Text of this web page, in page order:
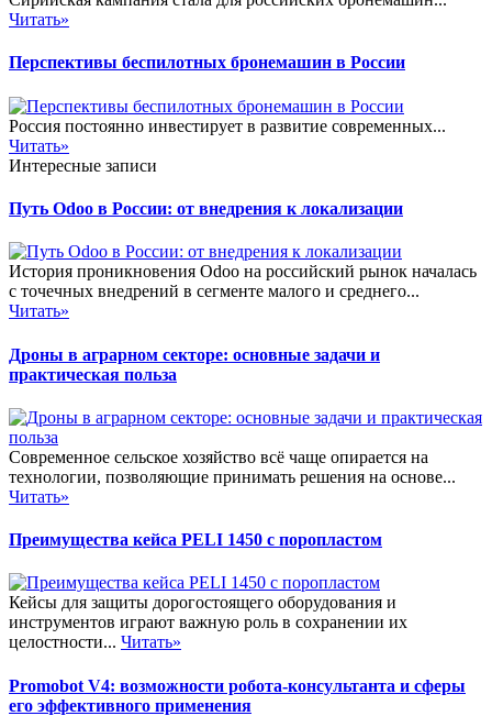
Читать»
Перспективы беспилотных бронемашин в России
Россия постоянно инвестирует в развитие современных...
Читать»
Интересные записи
Путь Odoo в России: от внедрения к локализации
История проникновения Odoo на российский рынок началась
с точечных внедрений в сегменте малого и среднего...
Читать»
Дроны в аграрном секторе: основные задачи и
практическая польза
Современное сельское хозяйство всё чаще опирается на
технологии, позволяющие принимать решения на основе...
Читать»
Преимущества кейса PELI 1450 с поропластом
Кейсы для защиты дорогостоящего оборудования и
инструментов играют важную роль в сохранении их
целостности... Читать»
Promobot V4: возможности робота-консультанта и сферы
его эффективного применения